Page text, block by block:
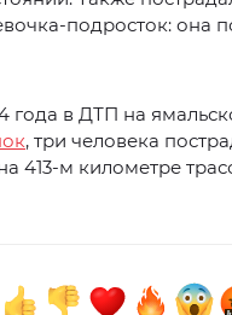
подросток: она
года в ДТП на
, три человека
413-м километре